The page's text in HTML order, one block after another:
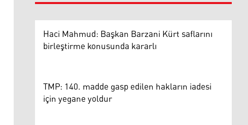
Haci Mahmud: Başkan Barzani Kürt saflarını
birleştirme konusunda kararlı
TMP: 140. madde gasp edilen hakların iadesi
için yegane yoldur